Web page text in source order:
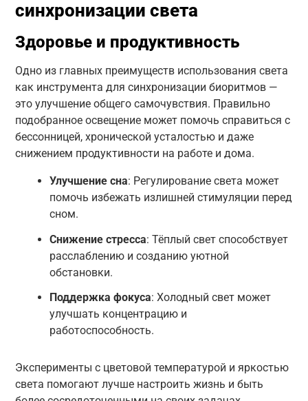
синхронизации света
Здоровье и продуктивность
Одно из главных преимуществ использования света
как инструмента для синхронизации биоритмов —
это улучшение общего самочувствия. Правильно
подобранное освещение может помочь справиться с
бессонницей, хронической усталостью и даже
снижением продуктивности на работе и дома.
Улучшение сна: Регулирование света может
помочь избежать излишней стимуляции перед
сном.
Снижение стресса: Тёплый свет способствует
расслаблению и созданию уютной
обстановки.
Поддержка фокуса: Холодный свет может
улучшать концентрацию и
работоспособность.
Эксперименты с цветовой температурой и яркостью
света помогают лучше настроить жизнь и быть